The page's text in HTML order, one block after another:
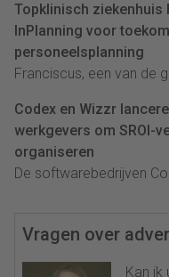
Topklinisch
InPlanning voor
personeelsplanning
Franciscus, een van de
Codex en Wizzr
werkgevers om SROI-
organiseren
De softwarebedrijven
Vragen over
Kan ik